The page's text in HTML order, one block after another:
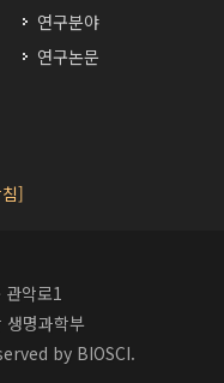
연구분야
연구논문
]
악로1
생명과학부
by BIOSCI.